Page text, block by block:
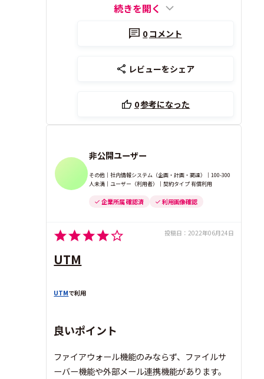
続きを開く
0 コメント
レビューをシェア
0参考になった
非公開ユーザー
その他｜社内情報システム（企画・計画・調達）｜100-300
人未満｜ユーザー（利用者）｜契約タイプ 有償利用
企業所属 確認済 利用画像確認
投稿日： 2022年06月24日
UTM
UTMで利用
良いポイント
ファイアウォール機能のみならず、ファイルサ
ーバー機能や外部メール連携機能があります。